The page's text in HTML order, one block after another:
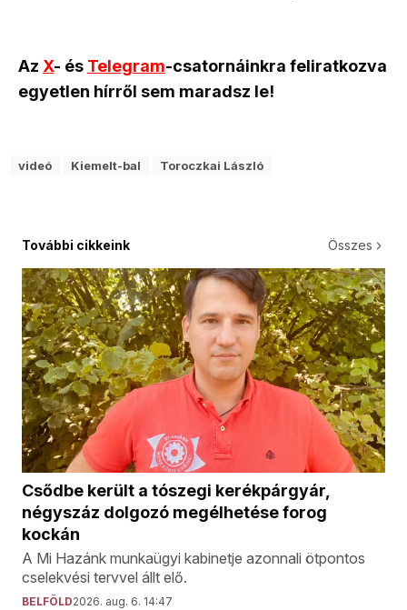
Az X- és Telegram-csatornáinkra feliratkozva
egyetlen hírről sem maradsz le!
videó Kiemelt-bal Toroczkai László
További cikkeink Összes
Csődbe került a tószegi kerékpárgyár,
négyszáz dolgozó megélhetése forog
kockán
A Mi Hazánk munkaügyi kabinetje azonnali ötpontos
cselekvési tervvel állt elő.
BELFÖLD2026. aug. 6. 14:47